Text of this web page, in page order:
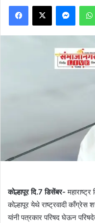
email
Facebook
X
कोल्हापूर दि.7 डिसेंबर-
कोल्हापूर येथे राष्ट्रवादी काँग्रेस
यांनी पत्रकार परिषद घेऊन